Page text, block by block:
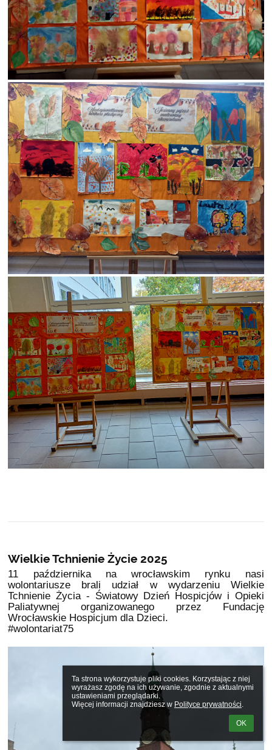
Ta strona wykorzystuje pliki cookies. Korzystając z niej
wyrażasz zgodę na ich używanie, zgodnie z aktualnymi
ustawieniami przeglądarki.
Więcej informacji znajdziesz w Polityce prywatności.
OK
Wielkie Tchnienie Życie 2025
11 października na wrocławskim rynku nasi
wolontariusze brali udział w wydarzeniu Wielkie
Tchnienie Życia - Światowy Dzień Hospicjów i Opieki
Paliatywnej organizowanego przez Fundację
Wrocławskie Hospicjum dla Dzieci.
#wolontariat75